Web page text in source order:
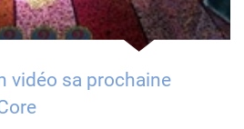
vidéo sa prochaine